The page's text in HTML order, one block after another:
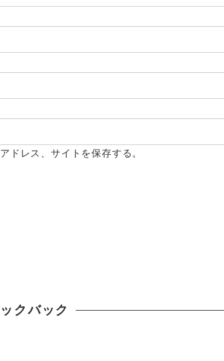
ドレス、サイトを保存する。
クバック